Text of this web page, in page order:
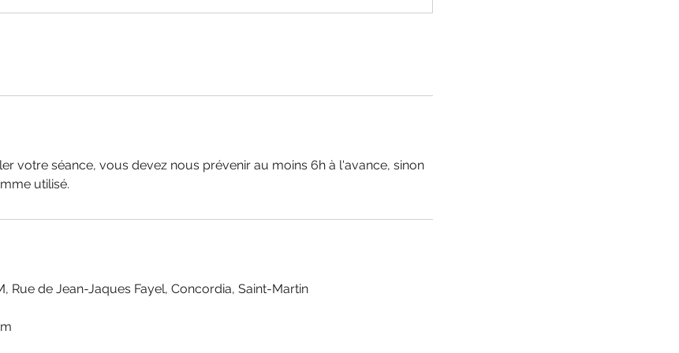
votre séance, vous devez nous prévenir au moins 6h à l'avance, sinon
utilisé.
Rue de Jean-Jaques Fayel, Concordia, Saint-Martin